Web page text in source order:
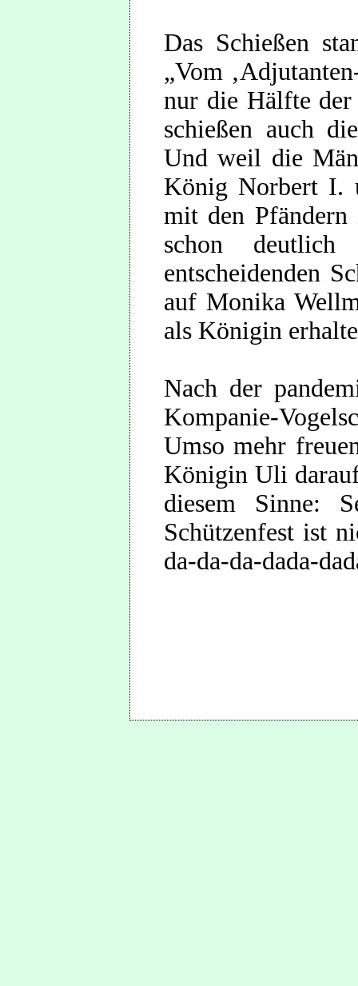
Das Schießen
„Vom
nur die Hälfte der
schießen auch
Und weil die
König Norbert I.
mit den
schon
entscheidenden
auf Monika
als Königin
Nach der
Kompanie-
Umso mehr
Königin Uli
diesem Sinne:
Schützenfest ist
da-da-da-dada-